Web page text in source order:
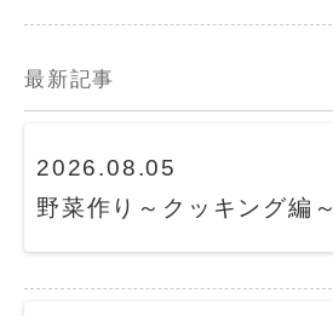
最新記事
2026.08.05
野菜作り～クッキング編～